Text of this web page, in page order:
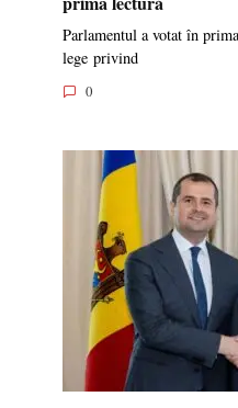
Parlamentul a votat în
lege privind
0